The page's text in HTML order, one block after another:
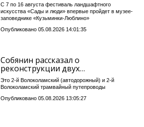
С 7 по 16 августа фестиваль ландшафтного
искусства «Сады и люди» впервые пройдет в музее-
заповеднике «Кузьминки-Люблино»
Опубликовано 05.08.2026 14:01:35
Собянин рассказал о
реконструкции двух…
Это 2-й Волоколамский (автодорожный) и 2-й
Волоколамский трамвайный путепроводы
Опубликовано 05.08.2026 13:05:27